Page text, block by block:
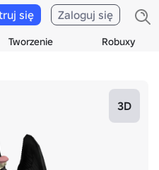
Tworzenie Robuxy
się Zaloguj się
3D